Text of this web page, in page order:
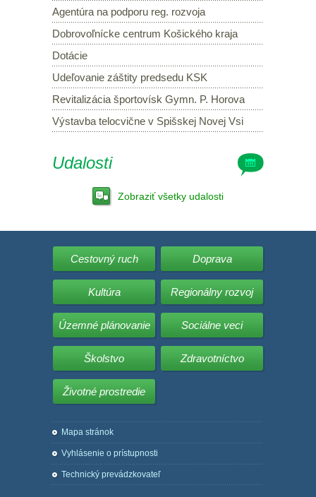
Agentúra na podporu reg. rozvoja
Dobrovoľnícke centrum Košického kraja
Dotácie
Udeľovanie záštity predsedu KSK
Revitalizácia športovísk Gymn. P. Horova
Výstavba telocvične v Spišskej Novej Vsi
Udalosti
Zobraziť všetky udalosti
Cestovný ruch Doprava
Kultúra Regionálny rozvoj
Územné plánovanie Sociálne veci
Školstvo Zdravotníctvo
Životné prostredie
Mapa stránok
Vyhlásenie o prístupnosti
Technický prevádzkovateľ